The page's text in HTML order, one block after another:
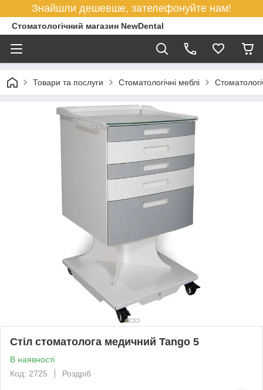
Знайшли дешевше, зателефонуйте нам!
Стоматологічний магазин NewDental
Товари та послуги Стоматологічні меблі
Стіл стоматолога медичний Tango 5
В наявності
Код: 2725
Роздріб